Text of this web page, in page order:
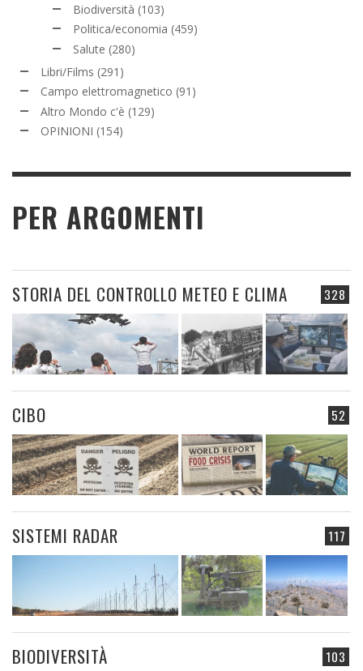
Biodiversità (103)
Politica/economia (459)
Salute (280)
Libri/Films (291)
Campo elettromagnetico (91)
Altro Mondo c'è (129)
OPINIONI (154)
PER ARGOMENTI
328
STORIA DEL CONTROLLO METEO E CLIMA
52
CIBO
117
SISTEMI RADAR
103
BIODIVERSITÀ